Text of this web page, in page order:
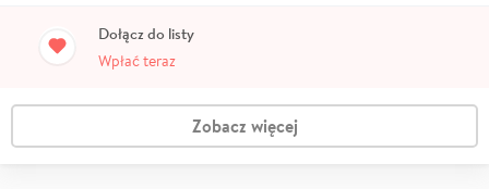
Dołącz do listy
Wpłać teraz
Zobacz więcej